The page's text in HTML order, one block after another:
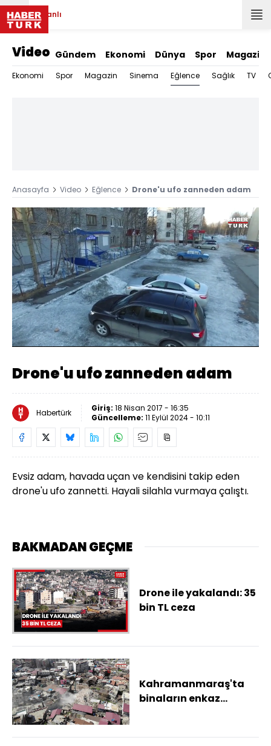
Canlı
Video Gündem Ekonomi Dünya Spor Magazin
Ekonomi Spor Magazin Sinema Eğlence Sağlık TV
Anasayfa Video Eğlence Drone'u ufo zanneden adam
Sesi
Aç
Yüklendi:
67.91%
Oynatma
Hızı
Drone'u ufo zanneden adam
Habertürk Giriş: 18 Nisan 2017 - 16:35
Güncelleme: 11 Eylül 2024 - 10:11
Evsiz adam, havada uçan ve kendisini takip eden
drone'u ufo zannetti. Hayali silahla vurmaya çalıştı.
BAKMADAN GEÇME
Drone ile yakalandı: 35
bin TL ceza
Kahramanmaraş'ta
binaların enkaz